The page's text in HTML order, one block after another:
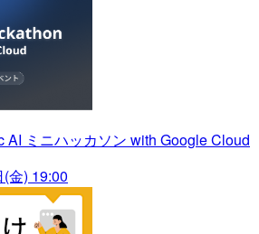
AI ミニハッカソン with Google Cloud
金) 19:00